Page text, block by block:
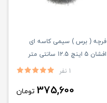
فرچه ( برس ) سیمی کاسه ای
افشان 5 اینچ 12.5 سانتی متر
مشکی ساب ایران ( کربلایی )
1 نفر
375,600 تومان